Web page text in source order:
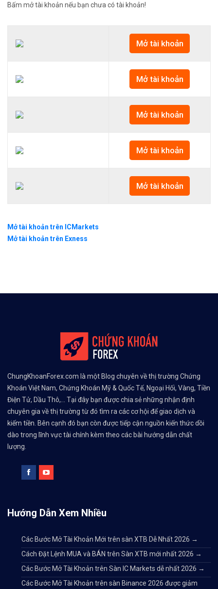
Bấm mở tài khoản nếu bạn chưa có tài khoản!
Mở tài khoản
Mở tài khoản
Mở tài khoản
Mở tài khoản
Mở tài khoản
Mở tài khoản trên ICMarkets
Mở tài khoản trên Exness
ChungKhoanForex.com là một Blog chuyên về thị trường Chứng
Khoán Việt Nam, Chứng Khoán Mỹ & Quốc Tế, Ngoại Hối, Vàng, Tiền
Điện Tử, Dầu Thô,... Tại đây bạn được chia sẻ những nhận định
chuyên gia về thị trường từ đó tìm ra các cơ hội để giao dịch và
kiếm tiền. Bên cạnh đó bạn còn được tiếp cận nguồn kiến thức dồi
dào trong lĩnh vực tài chính kèm theo các bài hướng dẫn chất
lượng.
Hướng Dẫn Xem Nhiều
Các Bước Mở Tài Khoản Mới trên sàn XTB Dễ Nhất 2026 →
Cách Đặt Lệnh MUA và BÁN trên Sàn XTB mới nhất 2026 →
Các Bước Mở Tài Khoản trên Sàn IC Markets dễ nhất 2026 →
Các Bước Mở Tài Khoản trên sàn Binance 2026 được giảm